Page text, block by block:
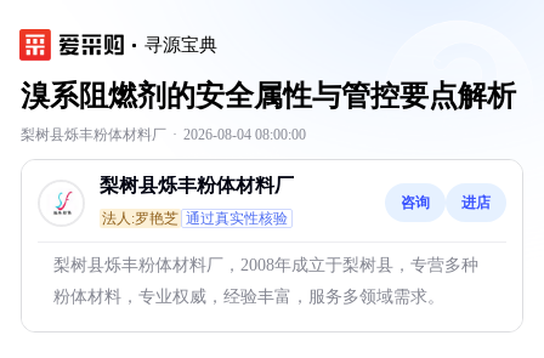
寻源宝典
溴系阻燃剂的安全属性与管控要点解析
梨树县烁丰粉体材料厂 · 2026-08-04 08:00:00
梨树县烁丰粉体材料厂
法人:罗艳芝 通过真实性核验
咨询 进店
梨树县烁丰粉体材料厂，2008年成立于梨树县，专营多种
粉体材料，专业权威，经验丰富，服务多领域需求。